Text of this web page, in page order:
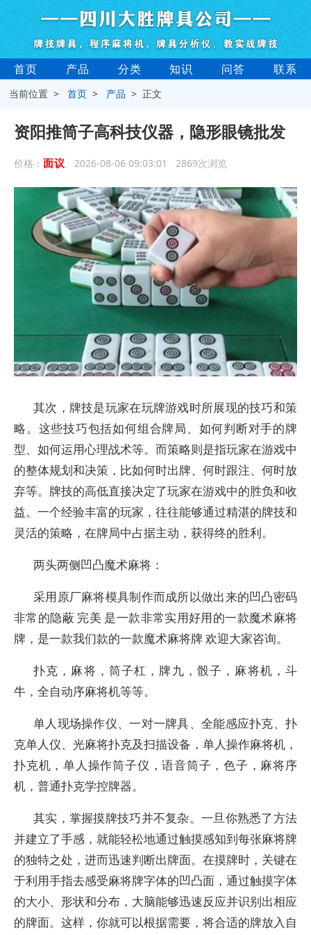
首页 产品 分类 知识 问答 联系
当前位置 >首页 > 产品 > 正文
资阳推筒子高科技仪器，隐形眼镜批发
价格： 面议 2026-08-06 09:03:01 2869次浏览
其次，牌技是玩家在玩牌游戏时所展现的技巧和策
略。这些技巧包括如何组合牌局、如何判断对手的牌
型、如何运用心理战术等。而策略则是指玩家在游戏中
的整体规划和决策，比如何时出牌、何时跟注、何时放
弃等。牌技的高低直接决定了玩家在游戏中的胜负和收
益。一个经验丰富的玩家，往往能够通过精湛的牌技和
灵活的策略，在牌局中占据主动，获得终的胜利。
两头两侧凹凸魔术麻将：
采用原厂麻将模具制作而成所以做出来的凹凸密码
非常的隐蔽 完美 是一款非常实用好用的一款魔术麻将
牌，是一款我们款的一款魔术麻将牌 欢迎大家咨询。
扑克，麻将，筒子杠，牌九，骰子，麻将机，斗
牛，全自动序麻将机等等。
单人现场操作仪、一对一牌具、全能感应扑克、扑
克单人仪、光麻将扑克及扫描设备，单人操作麻将机，
扑克机，单人操作筒子仪，语音筒子，色子，麻将序
机，普通扑克学控牌器。
其实，掌握摸牌技巧并不复杂。一旦你熟悉了方法
并建立了手感，就能轻松地通过触摸感知到每张麻将牌
的独特之处，进而迅速判断出牌面。在摸牌时，关键在
于利用手指去感受麻将牌字体的凹凸面，通过触摸字体
的大小、形状和分布，大脑能够迅速反应并识别出相应
的牌面。这样，你就可以根据需要，将合适的牌放入自